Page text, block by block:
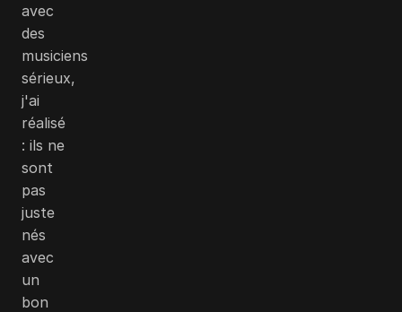
avec
des
musiciens
sérieux,
j'ai
réalisé
: ils ne
sont
pas
juste
nés
avec
un
bon